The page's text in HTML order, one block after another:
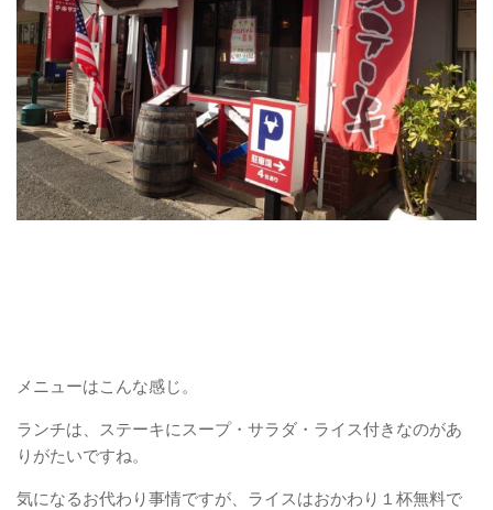
メニューはこんな感じ。
ランチは、ステーキにスープ・サラダ・ライス付きなのがあ
りがたいですね。
気になるお代わり事情ですが、ライスはおかわり１杯無料で